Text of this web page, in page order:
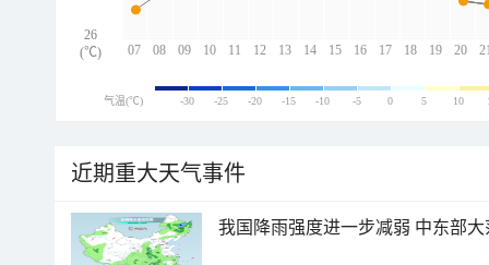
07 08 09 10 11 12 13 14 15 16 17 18 19 20
26
(℃)
气温(℃) -30 -25 -20 -15 -10 -5 0 5 10
近期重大天气事件
我国降雨强度进一步减弱 中东部